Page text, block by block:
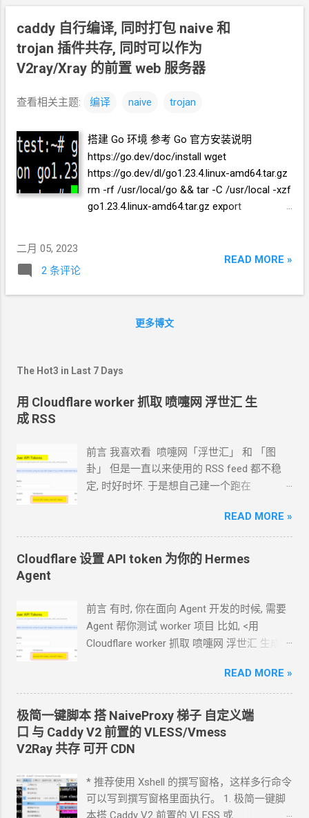
测是否打开 TUN cat /dev/net/tun 如果返回
如下，则说明 TUN 已经打开 cat:
/dev/net/tun: File descriptor in bad state 参
考
https://blog.csdn.net/Aria_Miazzy/article/det
OpenVZ 可以命令行打开 TUN 模式，安装
root@5128783602hax:/dev# mknod net/tun
c 10 200 root@5128783602hax:/dev#
chmod 0666 net/tun
root@5128783602hax:/dev# cat
/dev/net/tun cat: /dev/net/tun: File
git.io/warp.sh) 4 __ __ _ _ __ _ _
caddy 自行编译, 同时打包 naive 和
trojan 插件共存, 同时可以作为
V2ray/Xray 的前置 web 服务器
查看相关主题: 编译 naive trojan
搭建 Go 环境 参考 Go 官方安装说明
https://go.dev/doc/install wget
https://go.dev/dl/go1.23.4.linux-amd64.tar.gz
rm -rf /usr/local/go && tar -C /usr/local -xzf
go1.23.4.linux-amd64.tar.gz export
github.com/caddyserver/forwardproxy@cad
配置 Caddyfile { order forward_proxy
file_server servers :443 {
e16d9cb045d7 #trojan
密码 } } :443,
npp.tzzhu.gq:443 { tls
e16d9cb045d7@gmail.com forward_proxy {
二月 05, 2023
2 条评论
READ MORE »
更多博文
The Hot3 in Last 7 Days
用 Cloudflare worker 抓取 喷嚏网 浮世汇 生
成 RSS
前言 我喜欢看 喷嚏网「浮世汇」 和 「图
卦」 但是一直以来使用的 RSS feed 都不稳
定, 时好时坏. 于是想自己建一个跑在
Hermes 对接 grok-4.5 下面的引用框里面都是
我发给 Agent 的自然语言 我要创建一个
cloudflare 的 API token, 这个 token 有最大的
跑在 VPS 上, 所以我只能这么干. 遇到问题可
以截图发给 Agent 问应该点哪里. 如果你的
Agent 跑在你自己电脑上, 你让 Agent 自己操
API token 关键注意权限 Account.API
token 有 Account.API Tokens, User.API
Tokens 的权限
cfut_*************************************
*********** 在你自己的 .env 文件中保存好
这个页面的内容
https://www.dapenti.com/blog/blog-
READ MORE »
Cloudflare 设置 API token 为你的 Hermes
Agent
前言 有时, 你在面向 Agent 开发的时候, 需要
Agent 帮你测试 worker 项目 比如, <用
Cloudflare worker 抓取 喷嚏网 浮世汇 生成
https://blog.icdyct.nyc.mn/2026/07/cloudflare
-worker-rss.html 有时, 你需要 Agent 代替你
照着教程设置一些 worker 或者 KV 或者
等 比如, <ShareX 将图片上传到 R2
通过 S3 上传器>
r2-s3.html 上面这些操作都需要一个前提, 你
设置好 Cloudflare 的 API token, 让 Agent 使
用. Cloudflare 的 API token 可以设置为这样
READ MORE »
极简一键脚本 搭 NaiveProxy梯子 自定义端
口 与 Caddy V2 前置的VLESS/Vmess
V2Ray共存 可开 CDN
* 推荐使用 Xshell 的撰写窗格，这样多行命令
可以写到撰写窗格里面执行。 1. 极简一键脚
本搭 Caddy V2 前置的 VLESS 或